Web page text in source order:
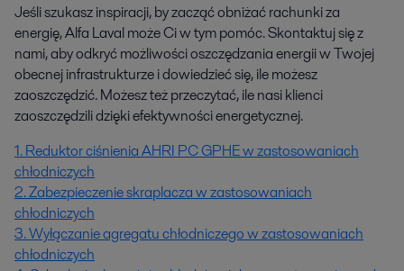
Jeśli szukasz inspiracji, by zacząć obniżać rachunki za
energię, Alfa Laval może Ci w tym pomóc. Skontaktuj się z
nami, aby odkryć możliwości oszczędzania energii w Twojej
obecnej infrastrukturze i dowiedzieć się, ile możesz
zaoszczędzić. Możesz też przeczytać, ile nasi klienci
zaoszczędzili dzięki efektywności energetycznej.
1. Reduktor ciśnienia AHRI PC GPHE w zastosowaniach
chłodniczych
2. Zabezpieczenie skraplacza w zastosowaniach
chłodniczych
3. Wyłączanie agregatu chłodniczego w zastosowaniach
chłodniczych